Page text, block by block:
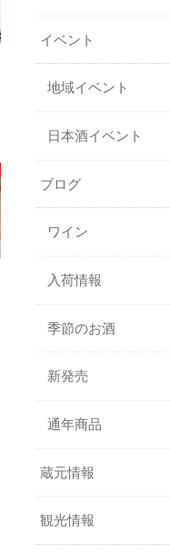
イベント
地域イベント
日本酒イベント
ブログ
ワイン
入荷情報
季節のお酒
新発売
通年商品
蔵元情報
観光情報